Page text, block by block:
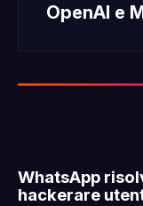
OpenAI e
WhatsApp
hackerare